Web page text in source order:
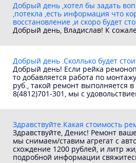
Добрый день ,хотел бы задать
,потекла ,есть информация что
восстановление ,и скоро будет
Добрый день, Владислав! К
Добрый день .Сколлько будет
Добрый день! Если рейка
то добавляется работа по
руб., такой ремонт выполняется
8(4812)701-301, мы с
Здравствуйте.Какая стоимость
Здравствуйте, Денис! Ремонт
мы снимаем/ставим агрегат с
схождение 1200 рублей, и литр
подробной информации